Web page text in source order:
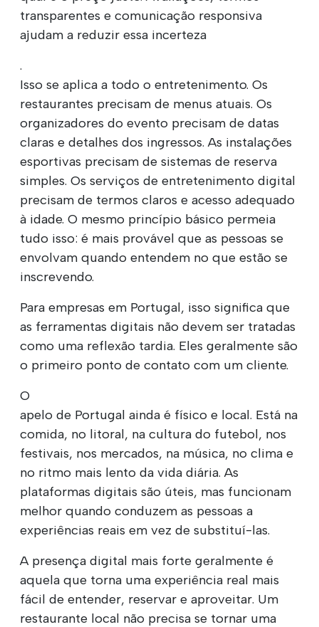
transparentes e comunicação responsiva
ajudam a reduzir essa incerteza
.
Isso se aplica a todo o entretenimento. Os
restaurantes precisam de menus atuais. Os
organizadores do evento precisam de datas
claras e detalhes dos ingressos. As instalações
esportivas precisam de sistemas de reserva
simples. Os serviços de entretenimento digital
precisam de termos claros e acesso adequado
à idade. O mesmo princípio básico permeia
tudo isso: é mais provável que as pessoas se
envolvam quando entendem no que estão se
inscrevendo.
Para empresas em Portugal, isso significa que
as ferramentas digitais não devem ser tratadas
como uma reflexão tardia. Eles geralmente são
o primeiro ponto de contato com um cliente.
O
apelo de Portugal ainda é físico e local. Está na
comida, no litoral, na cultura do futebol, nos
festivais, nos mercados, na música, no clima e
no ritmo mais lento da vida diária. As
plataformas digitais são úteis, mas funcionam
melhor quando conduzem as pessoas a
experiências reais em vez de substituí-las.
A presença digital mais forte geralmente é
aquela que torna uma experiência real mais
fácil de entender, reservar e aproveitar. Um
restaurante local não precisa se tornar uma